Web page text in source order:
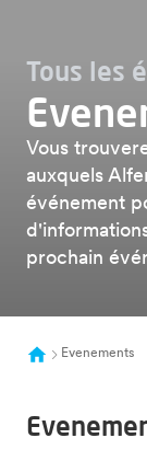
Tous les
Vous
auxquels
événement
prochain
Evenements